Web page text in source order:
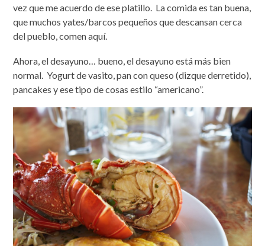
vez que me acuerdo de ese platillo. La comida es tan buena,
que muchos yates/barcos pequeños que descansan cerca
del pueblo, comen aquí.
Ahora, el desayuno… bueno, el desayuno está más bien
normal. Yogurt de vasito, pan con queso (dizque derretido),
pancakes y ese tipo de cosas estilo “americano”.